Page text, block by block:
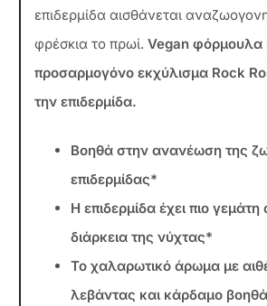
επιδερμίδα αισθάνεται
φρέσκια το πρωί. Vegan φόρμουλα
προσαρμογόνο εκχύλισμα Rock
την επιδερμίδα.
Βοηθά στην ανανέωση της
επιδερμίδας*
Η επιδερμίδα έχει πιο
διάρκεια της νύχτας*
Το χαλαρωτικό άρωμα με
λεβάντας και κάρδαμο